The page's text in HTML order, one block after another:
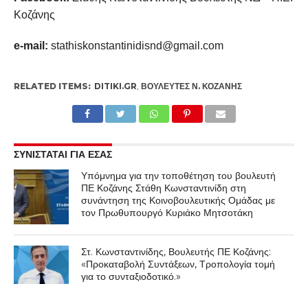
Κοζάνης
e-mail: stathiskοnstantinidisnd@gmail.com
RELATED ITEMS: DITIKI.GR, ΒΟΥΛΕΥΤΈΣ Ν. ΚΟΖΆΝΗΣ
ΣΥΝΙΣΤΑΤΑΙ ΓΙΑ ΕΣΑΣ
Υπόμνημα για την τοποθέτηση του βουλευτή
ΠΕ Κοζάνης Στάθη Κωνσταντινίδη στη
συνάντηση της Κοινοβουλευτικής Ομάδας με
τον Πρωθυπουργό Κυριάκο Μητσοτάκη
Στ. Κωνσταντινίδης, Βουλευτής ΠΕ Κοζάνης:
«Προκαταβολή Συντάξεων, Τροπολογία τομή
για το συνταξιοδοτικό.»